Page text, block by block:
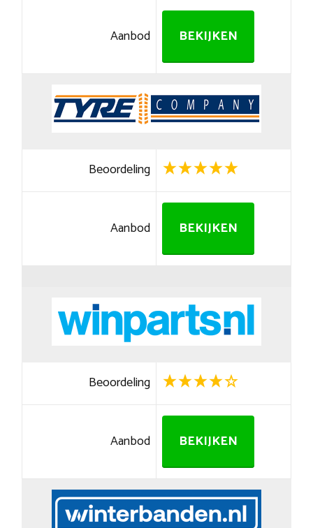
Aanbod BEKIJKEN
Beoordeling
Aanbod BEKIJKEN
Beoordeling
Aanbod BEKIJKEN